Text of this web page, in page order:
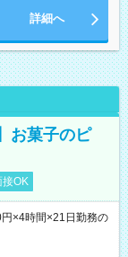
詳細へ
お菓子のピ
接OK
×4時間×21日勤務の